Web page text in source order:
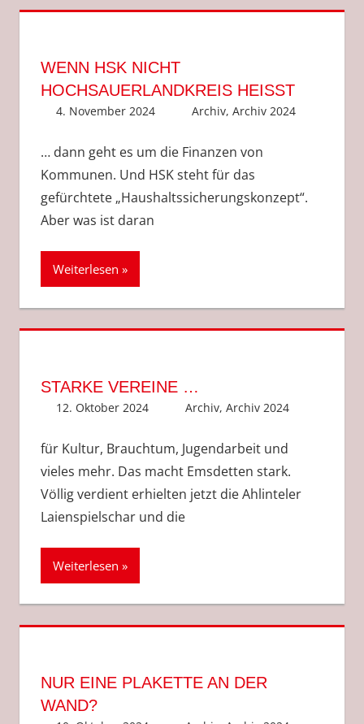
WENN HSK NICHT
HOCHSAUERLANDKREIS HEISST
4. November 2024 Anke Hackethal
Archiv, Archiv 2024
… dann geht es um die Finanzen von
Kommunen. Und HSK steht für das
gefürchtete „Haushaltssicherungskonzept“.
Aber was ist daran
Weiterlesen
STARKE VEREINE …
12. Oktober 2024 Anke Hackethal
Archiv, Archiv 2024
für Kultur, Brauchtum, Jugendarbeit und
vieles mehr. Das macht Emsdetten stark.
Völlig verdient erhielten jetzt die Ahlinteler
Laienspielschar und die
Weiterlesen
NUR EINE PLAKETTE AN DER
WAND?